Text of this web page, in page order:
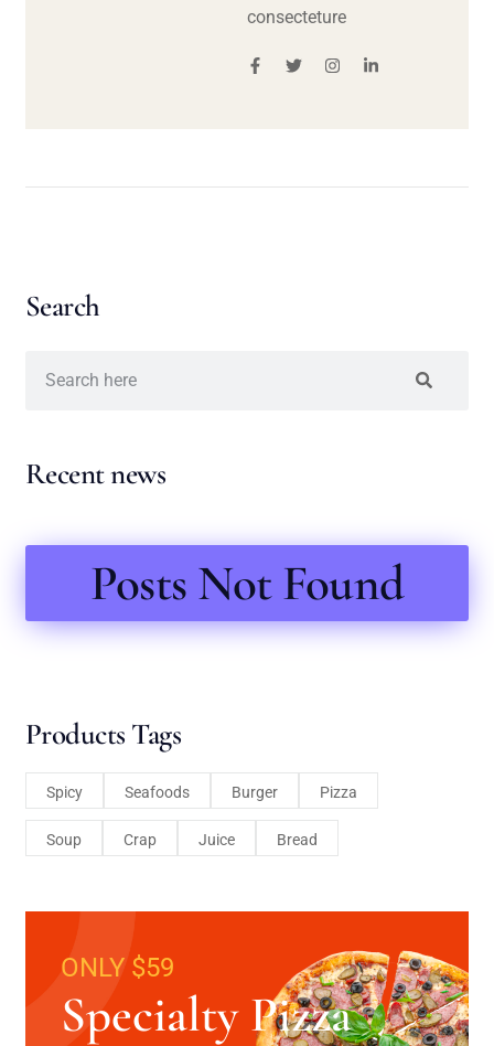
consecteture
Search
Recent news
Posts Not Found
Products Tags
Spicy Seafoods Burger Pizza
Soup Crap Juice Bread
ONLY $59
Specialty Pizza